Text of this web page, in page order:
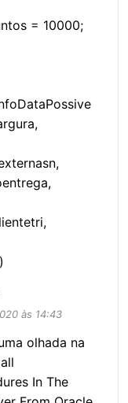
= 10000;
às 14:43
olhada na
In The